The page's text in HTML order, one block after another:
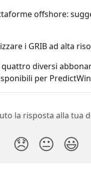
offshore:
i GRIB ad alta
quattro diversi
per
la risposta alla tua
😞 😐 😃